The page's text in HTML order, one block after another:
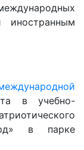
в учебно-
в парке